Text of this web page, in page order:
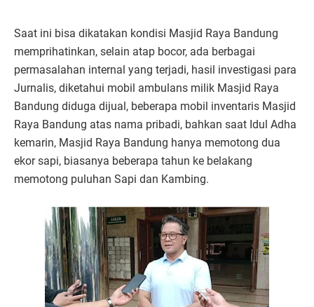
Saat ini bisa dikatakan kondisi Masjid Raya Bandung
memprihatinkan, selain atap bocor, ada berbagai
permasalahan internal yang terjadi, hasil investigasi para
Jurnalis, diketahui mobil ambulans milik Masjid Raya
Bandung diduga dijual, beberapa mobil inventaris Masjid
Raya Bandung atas nama pribadi, bahkan saat Idul Adha
kemarin, Masjid Raya Bandung hanya memotong dua
ekor sapi, biasanya beberapa tahun ke belakang
memotong puluhan Sapi dan Kambing.